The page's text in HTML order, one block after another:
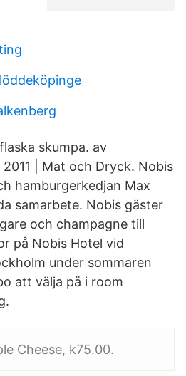
skumpa. av
| Mat och Dryck. Nobis
hamburgerkedjan Max
samarbete. Nobis gäster
och champagne till
på Nobis Hotel vid
under sommaren
att välja på i room
Cheese, k75.00.